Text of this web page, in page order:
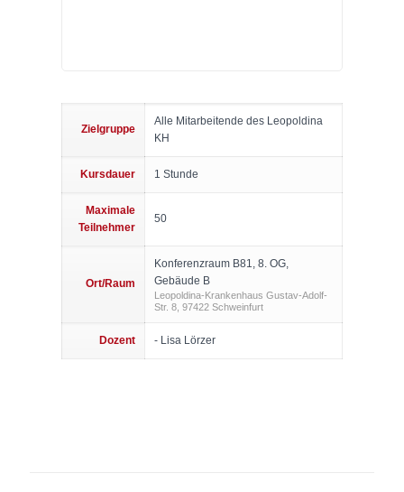
Zielgruppe
Alle Mitarbeitende des Leopoldina
KH
Kursdauer 1 Stunde
Maximale
Teilnehmer
50
Ort/Raum
Konferenzraum B81, 8. OG,
Gebäude B
Leopoldina-Krankenhaus Gustav-Adolf-
Str. 8, 97422 Schweinfurt
Dozent - Lisa Lörzer